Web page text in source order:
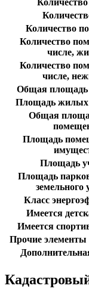
Количество
Количество
числе,
Количество
числе,
Общая площадь
Площадь жилых
Общая
Площадь
Площадь
Площадь
земельного
Класс
Имеется
Имеется
Прочие элементы